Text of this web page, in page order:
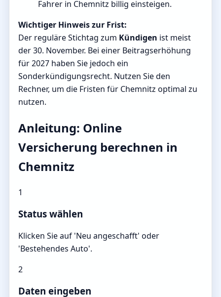
Fahrer in Chemnitz billig einsteigen.
Wichtiger Hinweis zur Frist:
Der reguläre Stichtag zum Kündigen ist meist
der 30. November. Bei einer Beitragserhöhung
für 2027 haben Sie jedoch ein
Sonderkündigungsrecht. Nutzen Sie den
Rechner, um die Fristen für Chemnitz optimal zu
nutzen.
Anleitung: Online
Versicherung berechnen in
Chemnitz
1
Status wählen
Klicken Sie auf 'Neu angeschafft' oder
'Bestehendes Auto'.
2
Daten eingeben